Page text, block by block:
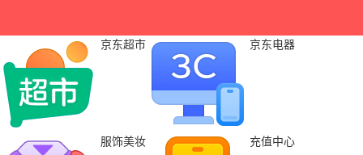
京东超市 京东电器
服饰美妆 充值中心